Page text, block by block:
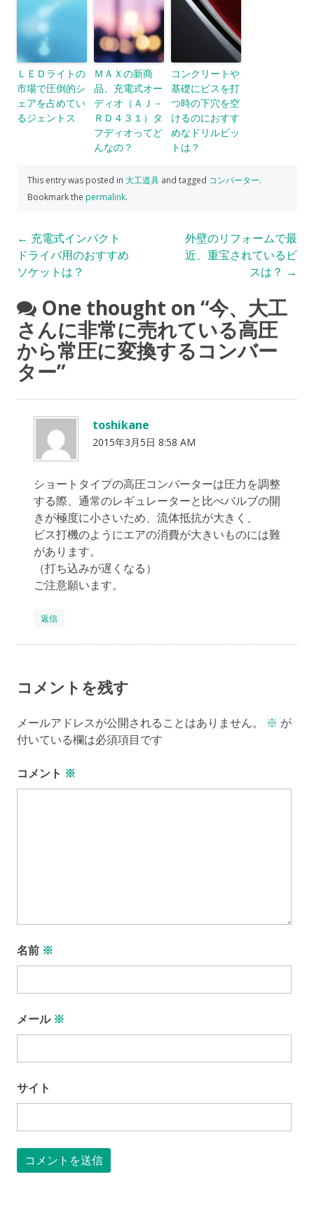
ＬＥＤライトの
市場で圧倒的シ
ェアを占めてい
るジェントス
ＭＡＸの新商
品、充電式オー
ディオ（ＡＪ－
ＲＤ４３１）タ
フディオってど
んなの？
コンクリートや
基礎にビスを打
つ時の下穴を空
けるのにおすす
めなドリルビッ
トは？
This entry was posted in 大工道具 and tagged コンバーター.
Bookmark the permalink.
Post
navigation
← 充電式インパクト
ドライバ用のおすすめ
ソケットは？
外壁のリフォームで最
近、重宝されているビ
スは？ →
One thought on “今、大工
さんに非常に売れている高圧
から常圧に変換するコンバー
ター”
toshikane
2015年3月5日 8:58 AM
ショートタイプの高圧コンバーターは圧力を調整
する際、通常のレギュレーターと比べバルブの開
きが極度に小さいため、流体抵抗が大きく、
ビス打機のようにエアの消費が大きいものには難
があります。
（打ち込みが遅くなる）
ご注意願います。
返信
コメントを残す
メールアドレスが公開されることはありません。 ※ が
付いている欄は必須項目です
コメント ※
名前 ※
メール ※
サイト